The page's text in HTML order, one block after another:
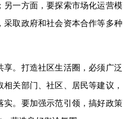
另一方面，要探索市场化运营模
采取政府和社会资本合作等多种
享。打造社区生活圈，必须广泛
关部门、社区、居民等建议，
实。要加强示范引领，搞好政策